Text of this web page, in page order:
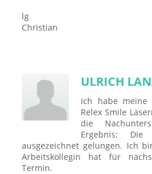
lg
Christian
ULRICH
Ich habe meine
Relex Smile
die
Ergebnis:
ausgezeichnet gelungen. Ich
Arbeitskollegin hat für
Termin.